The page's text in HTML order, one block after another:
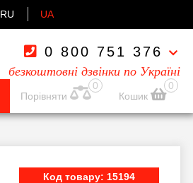
RU UA
0 800 751 376
безкоштовні дзвінки по Україні
0
Порівняти
0
Кошик
Код товару: 15194